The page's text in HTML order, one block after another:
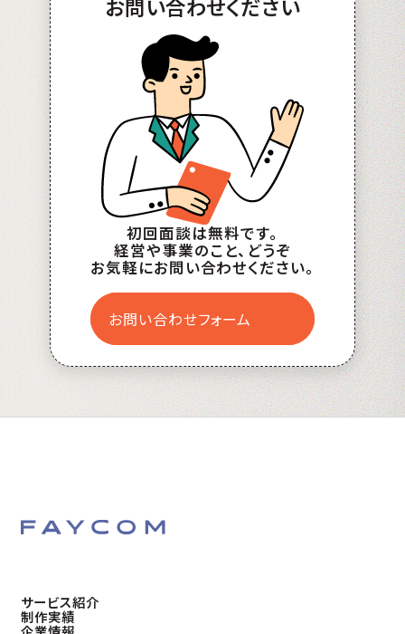
お問い合わせください
初回面談は無料です。
経営や事業のこと、どうぞ
お気軽にお問い合わせください。
お問い合わせフォーム
サービス紹介
制作実績